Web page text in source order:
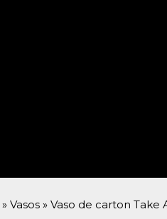
» Vasos » Vaso de carton Take